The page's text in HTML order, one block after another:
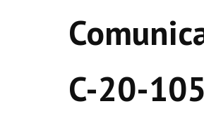
C-20-